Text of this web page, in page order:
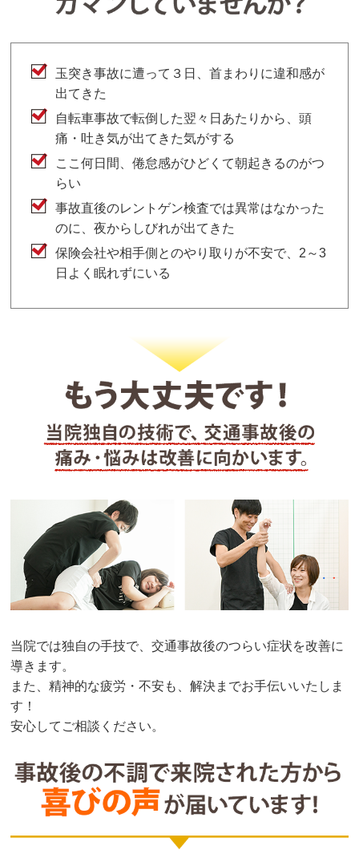
玉突き事故に遭って３日、首まわりに違和感が
出てきた
自転車事故で転倒した翌々日あたりから、頭
痛・吐き気が出てきた気がする
ここ何日間、倦怠感がひどくて朝起きるのがつ
らい
事故直後のレントゲン検査では異常はなかった
のに、夜からしびれが出てきた
保険会社や相手側とのやり取りが不安で、2～3
日よく眠れずにいる
当院では独自の手技で、交通事故後のつらい症状を改善に
導きます。
また、精神的な疲労・不安も、解決までお手伝いいたしま
す！
安心してご相談ください。